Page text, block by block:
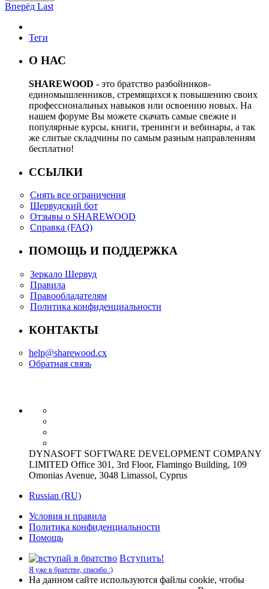
Вперёд Last
Теги
О НАС
SHAREWOOD - это братство разбойников-
единомышленников, стремящихся к повышению своих
профессиональных навыков или освоению новых. На
нашем форуме Вы можете скачать самые свежие и
популярные курсы, книги, тренинги и вебинары, а так
же слитые складчины по самым разным направлениям
бесплатно!
ССЫЛКИ
Снять все ограничения
Шервудский бот
Отзывы о SHAREWOOD
Справка (FAQ)
ПОМОЩЬ И ПОДДЕРЖКА
Зеркало Шервуд
Правила
Правообладателям
Политика конфиденциальности
КОНТАКТЫ
help@sharewood.cx
Обратная связь
DYNASOFT SOFTWARE DEVELOPMENT COMPANY
LIMITED Office 301, 3rd Floor, Flamingo Building, 109
Omonias Avenue, 3048 Limassol, Cyprus
Russian (RU)
Условия и правила
Политика конфиденциальности
Помощь
Вступить!
Я уже в братстве, спасибо :)
На данном сайте используются файлы cookie, чтобы